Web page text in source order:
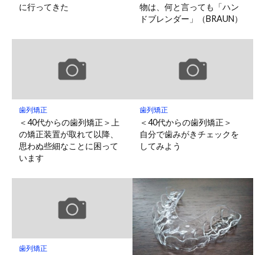
に行ってきた
物は、何と言っても「ハン
ドブレンダー」（BRAUN）
歯列矯正
＜40代からの歯列矯正＞上
の矯正装置が取れて以降、
思わぬ些細なことに困って
います
歯列矯正
＜40代からの歯列矯正＞
自分で歯みがきチェックを
してみよう
歯列矯正